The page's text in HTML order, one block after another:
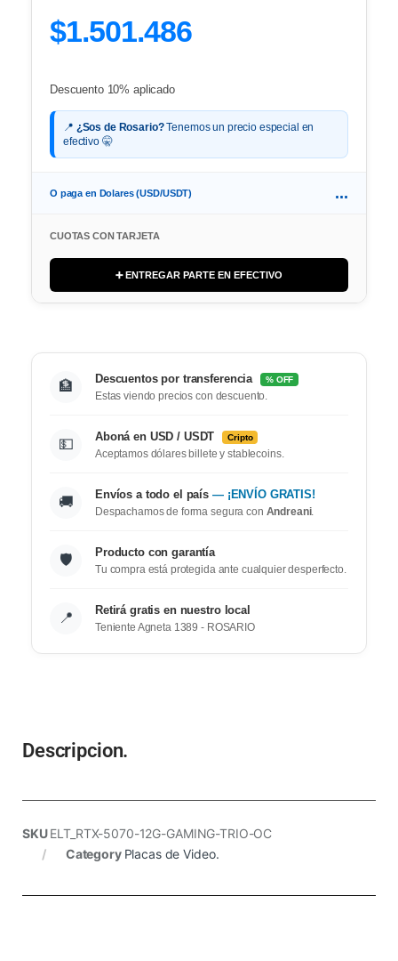
$1.501.486
Descuento 10% aplicado
📍 ¿Sos de Rosario?Tenemos un precio especial en
efectivo 🤫
O paga en Dolares (USD/USDT) ...
CUOTAS CON TARJETA
➕ ENTREGAR PARTE EN EFECTIVO
🏦 Descuentos por transferencia % OFF
Estas viendo precios con descuento.
💵 Aboná en USD / USDT Cripto
Aceptamos dólares billete y stablecoins.
🚚 Envíos a todo el país — ¡ENVÍO GRATIS!
Despachamos de forma segura con Andreani.
🛡️ Producto con garantía
Tu compra está protegida ante cualquier desperfecto.
📍 Retirá gratis en nuestro local
Teniente Agneta 1389 - ROSARIO
Descripcion.
SKUELT_RTX-5070-12G-GAMING-TRIO-OC
Category Placas de Video.